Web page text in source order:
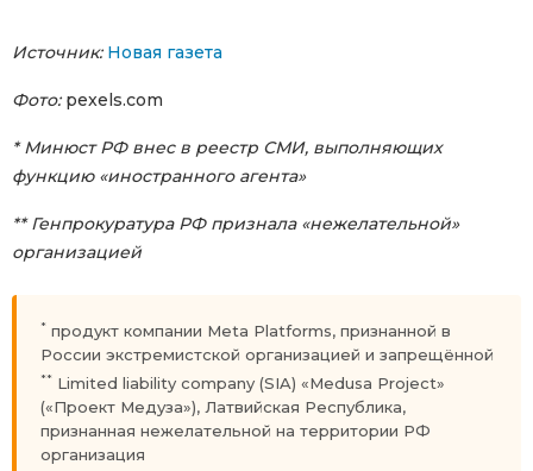
Источник: Новая газета
Фото:pexels.com
* Минюст РФ внес в реестр СМИ, выполняющих
функцию «иностранного агента»
** Генпрокуратура РФ признала «нежелательной»
организацией
* продукт компании Meta Platforms, признанной в
России экстремистской организацией и запрещённой
** Limited liability company (SIA) «Medusa Project»
(«Проект Медуза»), Латвийская Республика,
признанная нежелательной на территории РФ
организация